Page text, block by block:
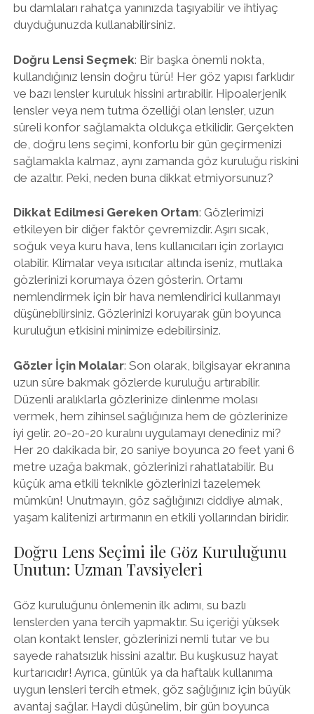
bu damlaları rahatça yanınızda taşıyabilir ve ihtiyaç
duyduğunuzda kullanabilirsiniz.
Doğru Lensi Seçmek: Bir başka önemli nokta,
kullandığınız lensin doğru türü! Her göz yapısı farklıdır
ve bazı lensler kuruluk hissini artırabilir. Hipoalerjenik
lensler veya nem tutma özelliği olan lensler, uzun
süreli konfor sağlamakta oldukça etkilidir. Gerçekten
de, doğru lens seçimi, konforlu bir gün geçirmenizi
sağlamakla kalmaz, aynı zamanda göz kuruluğu riskini
de azaltır. Peki, neden buna dikkat etmiyorsunuz?
Dikkat Edilmesi Gereken Ortam: Gözlerimizi
etkileyen bir diğer faktör çevremizdir. Aşırı sıcak,
soğuk veya kuru hava, lens kullanıcıları için zorlayıcı
olabilir. Klimalar veya ısıtıcılar altında iseniz, mutlaka
gözlerinizi korumaya özen gösterin. Ortamı
nemlendirmek için bir hava nemlendirici kullanmayı
düşünebilirsiniz. Gözlerinizi koruyarak gün boyunca
kuruluğun etkisini minimize edebilirsiniz.
Gözler İçin Molalar: Son olarak, bilgisayar ekranına
uzun süre bakmak gözlerde kuruluğu artırabilir.
Düzenli aralıklarla gözlerinize dinlenme molası
vermek, hem zihinsel sağlığınıza hem de gözlerinize
iyi gelir. 20-20-20 kuralını uygulamayı denediniz mi?
Her 20 dakikada bir, 20 saniye boyunca 20 feet yani 6
metre uzağa bakmak, gözlerinizi rahatlatabilir. Bu
küçük ama etkili teknikle gözlerinizi tazelemek
mümkün! Unutmayın, göz sağlığınızı ciddiye almak,
yaşam kalitenizi artırmanın en etkili yollarından biridir.
Doğru Lens Seçimi ile Göz Kuruluğunu
Unutun: Uzman Tavsiyeleri
Göz kuruluğunu önlemenin ilk adımı, su bazlı
lenslerden yana tercih yapmaktır. Su içeriği yüksek
olan kontakt lensler, gözlerinizi nemli tutar ve bu
sayede rahatsızlık hissini azaltır. Bu kuşkusuz hayat
kurtarıcıdır! Ayrıca, günlük ya da haftalık kullanıma
uygun lensleri tercih etmek, göz sağlığınız için büyük
avantaj sağlar. Haydi düşünelim, bir gün boyunca